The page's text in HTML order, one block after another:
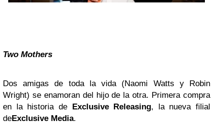
Two Mothers
Dos amigas de toda la vida (Naomi Watts y Robin
Wright) se enamoran del hijo de la otra. Primera compra
en la historia de Exclusive Releasing, la nueva filial
deExclusive Media.